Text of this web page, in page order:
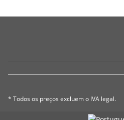
* Todos os preços excluem o IVA legal.